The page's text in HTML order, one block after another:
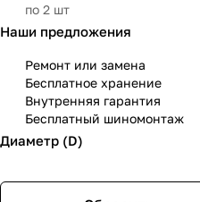
по 2 шт
Наши предложения
Ремонт или замена
Бесплатное хранение
Внутренняя гарантия
Бесплатный шиномонтаж
Диаметр (D)